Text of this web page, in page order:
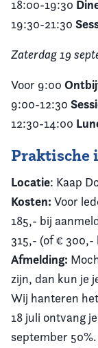
18:00-19:30
19:30-21:30
Zaterdag 19
Voor 9:00
9:00-12:30
12:30-14:00
Locatie: Kaap
Kosten: Voor
185,- bij
315,- (of €
Afmelding:
zijn, dan kun je
Wij hanteren
18 juli ontvang
september